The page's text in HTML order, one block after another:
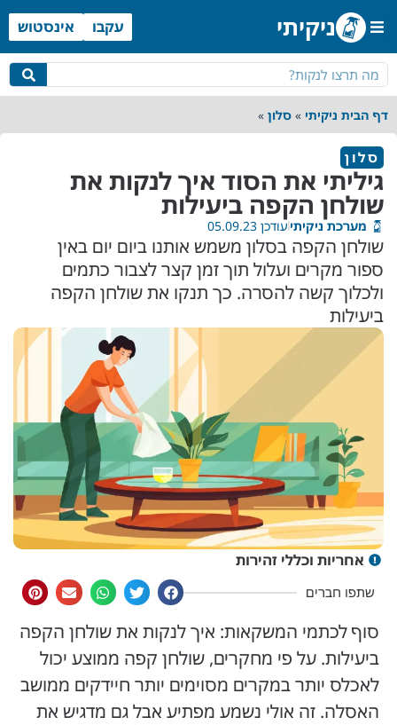
ניקיתי עקבו אינסטוש
דף הבית ניקיתי » סלון »
סלון
גיליתי את הסוד איך לנקות את
שולחן הקפה ביעילות
מערכת ניקיתי עודכן 05.09.23
שולחן הקפה בסלון משמש אותנו ביום יום באין
ספור מקרים ועלול תוך זמן קצר לצבור כתמים
ולכלוך קשה להסרה. כך תנקו את שולחן הקפה
ביעילות
אחריות וכללי זהירות
שתפו חברים
סוף לכתמי המשקאות: איך לנקות את שולחן הקפה
ביעילות. על פי מחקרים, שולחן קפה ממוצע יכול
לאכלס יותר במקרים מסוימים יותר חיידקים ממושב
האסלה. זה אולי נשמע מפתיע אבל גם מדגיש את